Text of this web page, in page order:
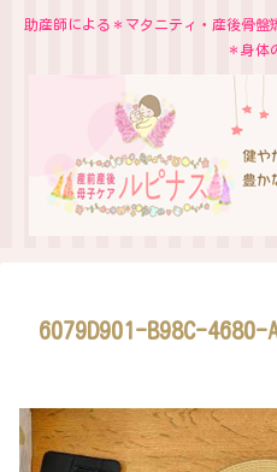
助産師による＊マタニティ・産後骨
＊身体
6079D901-B98C-4680-